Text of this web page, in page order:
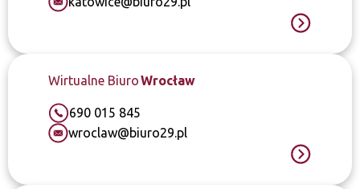
Wirtualne BiuroWrocław
690 015 845
wroclaw@biuro29.pl